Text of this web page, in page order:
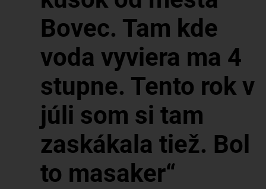
Bovec. Tam kde
voda vyviera ma 4
stupne. Tento rok v
júli som si tam
zaskákala tiež. Bol
to masaker“